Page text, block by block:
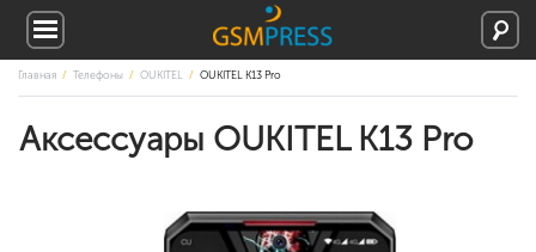
Главная Телефоны OUKITEL OUKITEL K13 Pro
Аксессуары OUKITEL K13 Pro